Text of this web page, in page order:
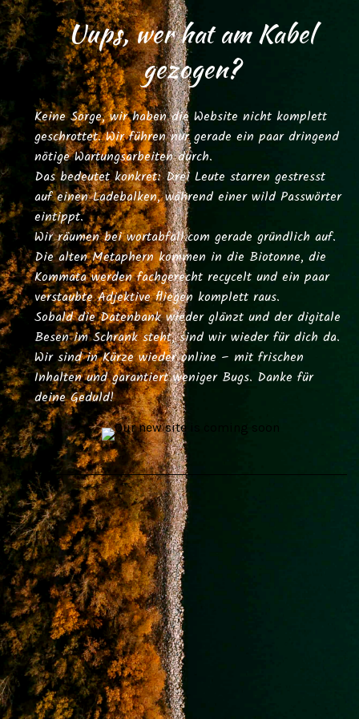
Uups, wer hat am Kabel
gezogen?
Keine Sorge, wir haben die Website nicht komplett
geschrottet. Wir führen nur gerade ein paar dringend
nötige Wartungsarbeiten durch.
Das bedeutet konkret: Drei Leute starren gestresst
auf einen Ladebalken, während einer wild Passwörter
eintippt.
Wir räumen beiwortabfall.com gerade gründlich auf.
Die alten Metaphern kommen in die Biotonne, die
Kommata werden fachgerecht recycelt und ein paar
verstaubte Adjektive fliegen komplett raus.
Sobald die Datenbank wieder glänzt und der digitale
Besen im Schrank steht, sind wir wieder für dich da.
Wir sind in Kürze wieder online – mit frischen
Inhalten und garantiert weniger Bugs. Danke für
deine Geduld!